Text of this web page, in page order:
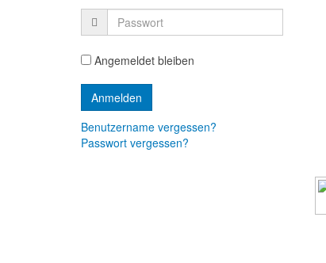
Angemeldet bleiben
Benutzername vergessen?
Passwort vergessen?